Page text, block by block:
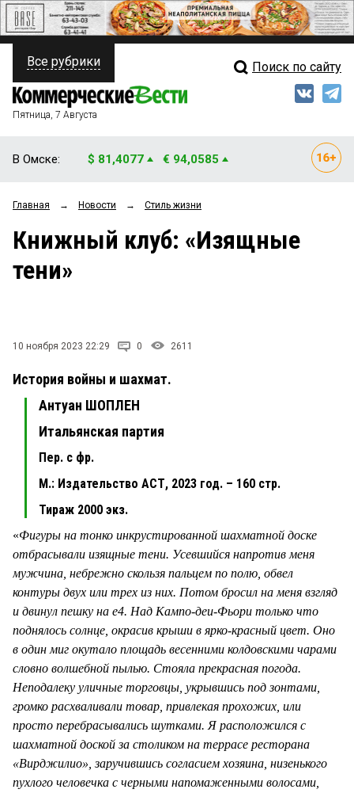
ПОЛИТИКА
ФИНАНСЫ
ОБЩЕСТВО
ЗАКОН
НОВОСТИ КОМПАНИЙ
СТИЛЬ ЖИЗНИ
Свежий выпуск
Рейтинги
Все рубрики Поиск по сайту
Пятница, 7 Августа
В Омске: $ 81,4077 € 94,0585
Главная → Новости → Стиль жизни
Книжный клуб: «Изящные
тени»
10 ноября 2023 22:29 0 2611
История войны и шахмат.
Антуан ШОПЛЕН
Итальянская партия
Пер. с фр.
М.: Издательство АСТ, 2023 год. – 160 стр.
Тираж 2000 экз.
«Фигуры на тонко инкрустированной шахматной доске
отбрасывали изящные тени. Усевшийся напротив меня
мужчина, небрежно скользя пальцем по полю, обвел
контуры двух или трех из них. Потом бросил на меня взгляд
и двинул пешку на e4. Над Кампо-деи-Фьори только что
поднялось солнце, окрасив крыши в ярко-красный цвет. Оно
в один миг окутало площадь весенними колдовскими чарами
словно волшебной пылью. Стояла прекрасная погода.
Неподалеку уличные торговцы, укрывшись под зонтами,
громко расхваливали товар, привлекая прохожих, или
просто перебрасывались шутками. Я расположился с
шахматной доской за столиком на террасе ресторана
«Вирджилио», заручившись согласием хозяина, низенького
пухлого человечка с черными напомаженными волосами,